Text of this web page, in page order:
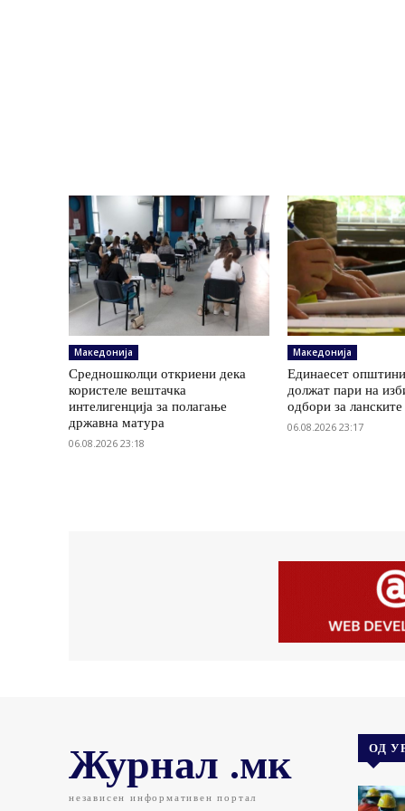
Македонија
Средношколци откриени дека
користеле вештачка
интелигенција за полагање
државна матура
06.08.2026 23:18
Македонија
Единаесет
должат пари на
одбори за
06.08.2026 23:17
Журнал .мк
независен информативен портал
ОД